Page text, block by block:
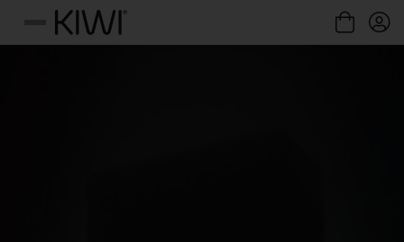
Menu
Gestione cookie